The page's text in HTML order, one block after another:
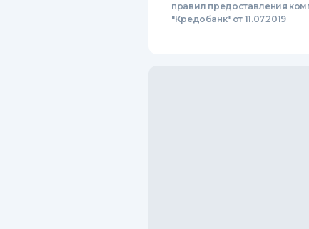
правил предоставления
"Кредобанк" от 11.07.2019